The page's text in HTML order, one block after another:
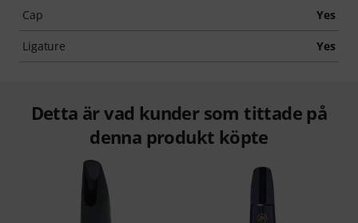
Cap Yes
Ligature Yes
Detta är vad kunder som tittade på
denna produkt köpte